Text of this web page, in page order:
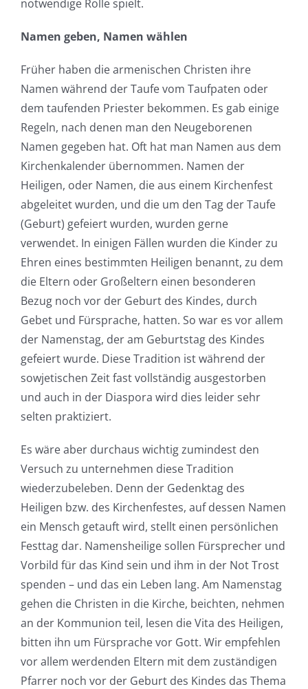
notwendige Rolle spielt.
Namen geben, Namen wählen
Früher haben die armenischen Christen ihre
Namen während der Taufe vom Taufpaten oder
dem taufenden Priester bekommen. Es gab einige
Regeln, nach denen man den Neugeborenen
Namen gegeben hat. Oft hat man Namen aus dem
Kirchenkalender übernommen. Namen der
Heiligen, oder Namen, die aus einem Kirchenfest
abgeleitet wurden, und die um den Tag der Taufe
(Geburt) gefeiert wurden, wurden gerne
verwendet. In einigen Fällen wurden die Kinder zu
Ehren eines bestimmten Heiligen benannt, zu dem
die Eltern oder Großeltern einen besonderen
Bezug noch vor der Geburt des Kindes, durch
Gebet und Fürsprache, hatten. So war es vor allem
der Namenstag, der am Geburtstag des Kindes
gefeiert wurde. Diese Tradition ist während der
sowjetischen Zeit fast vollständig ausgestorben
und auch in der Diaspora wird dies leider sehr
selten praktiziert.
Es wäre aber durchaus wichtig zumindest den
Versuch zu unternehmen diese Tradition
wiederzubeleben. Denn der Gedenktag des
Heiligen bzw. des Kirchenfestes, auf dessen Namen
ein Mensch getauft wird, stellt einen persönlichen
Festtag dar. Namensheilige sollen Fürsprecher und
Vorbild für das Kind sein und ihm in der Not Trost
spenden – und das ein Leben lang. Am Namenstag
gehen die Christen in die Kirche, beichten, nehmen
an der Kommunion teil, lesen die Vita des Heiligen,
bitten ihn um Fürsprache vor Gott. Wir empfehlen
vor allem werdenden Eltern mit dem zuständigen
Pfarrer noch vor der Geburt des Kindes das Thema